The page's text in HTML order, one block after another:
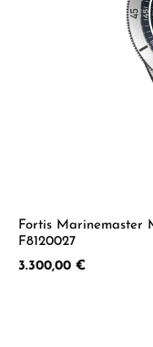
Fortis Marinemaster
F8120027
Regulärer Preis:
3.300,00 €